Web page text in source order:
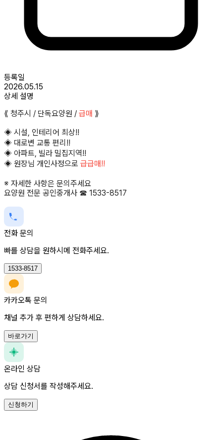
등록일
2026.05.15
상세 설명
⟪ 청주시 / 단독요양원 / 급매 ⟫
◈ 시설, 인테리어 최상!!
◈ 대로변 교통 편리!!
◈ 아파트, 빌라 밀집지역!!
◈ 원장님 개인사정으로 급급매!!
※ 자세한 사항은 문의주세요
요양원 전문 공인중개사 ☎ 1533-8517
전화 문의
빠를 상담을 원하시메 전화주세요.
1533-8517
카카오톡 문의
채널 추가 후 편하게 상담하세요.
바로가기
온라인 상담
상담 신청서를 작성해주세요.
신청하기